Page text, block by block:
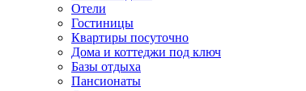
Отели
Гостиницы
Квартиры посуточно
Дома и коттеджи под ключ
Базы отдыха
Пансионаты